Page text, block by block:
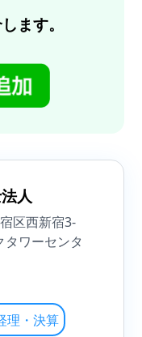
ます。
人
区西新宿3-
ワーセンタ
理・決算